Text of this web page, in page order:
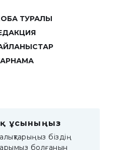
ТУРАЛЫ
ұсыныңыз
біздің
болғанын